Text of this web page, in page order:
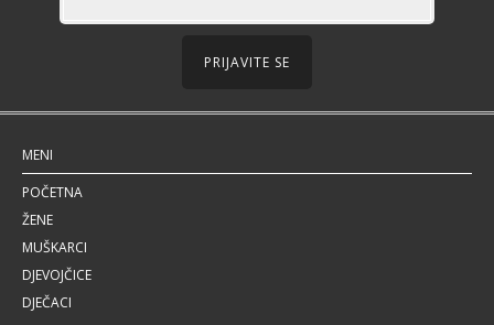
PRIJAVITE SE
MENI
POČETNA
ŽENE
MUŠKARCI
DJEVOJČICE
DJEČACI